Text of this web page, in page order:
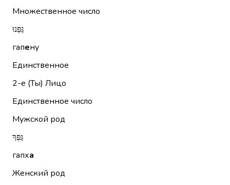
Множественное число
גַּפֵּנוּ
гапену
Единственное
2-е (Ты) Лицо
Единственное число
Мужской род
גַּפְּךָ
гапха
Женский род